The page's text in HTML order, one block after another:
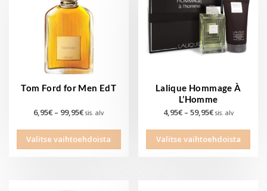
Tom Ford for Men EdT
6,95€ – 99,95€Hintaluokka:
-
99,95€
sis. alv
Valitse vaihtoehdoista
Tällä
Lalique Hommage À
L’Homme
4,95€ – 59,95€Hintaluokka:
-
59,95€
sis. alv
Valitse vaihtoehdoista
Tällä